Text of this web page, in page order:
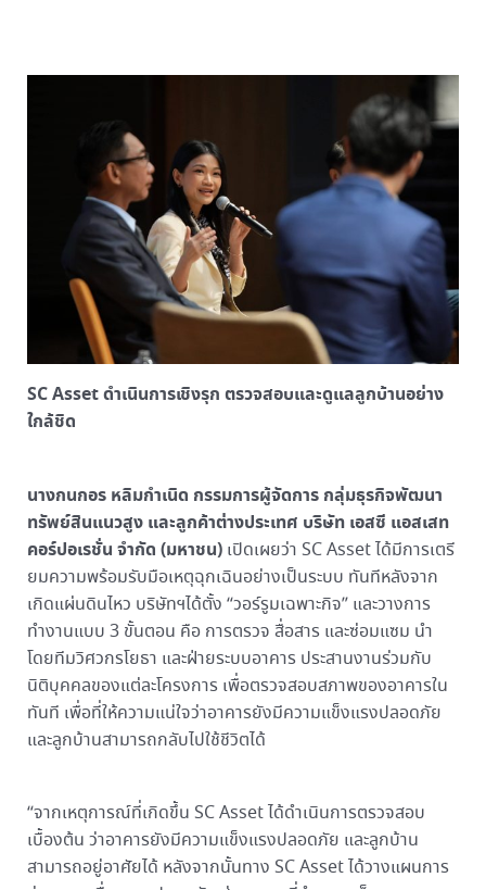
SC Asset ดำเนินการเชิงรุก ตรวจสอบและดูแลลูกบ้านอย่าง
ใกล้ชิด
นางกนกอร หลิมกำเนิด กรรมการผู้จัดการ กลุ่มธุรกิจพัฒนา
ทรัพย์สินแนวสูง และลูกค้าต่างประเทศ บริษัท เอสซี แอสเสท
คอร์ปอเรชั่น จำกัด (มหาชน)เปิดเผยว่า SC Asset ได้มีการเตรี
ยมความพร้อมรับมือเหตุฉุกเฉินอย่างเป็นระบบ ทันทีหลังจาก
เกิดแผ่นดินไหว บริษัทฯได้ตั้ง “วอร์รูมเฉพาะกิจ” และวางการ
ทำงานแบบ 3 ขั้นตอน คือ การตรวจ สื่อสาร และซ่อมแซม นำ
โดยทีมวิศวกรโยธา และฝ่ายระบบอาคาร ประสานงานร่วมกับ
นิติบุคคลของแต่ละโครงการ เพื่อตรวจสอบสภาพของอาคารใน
ทันที เพื่อที่ให้ความแน่ใจว่าอาคารยังมีความแข็งแรงปลอดภัย
และลูกบ้านสามารถกลับไปใช้ชีวิตได้
“จากเหตุการณ์ที่เกิดขึ้น SC Asset ได้ดำเนินการตรวจสอบ
เบื้องต้น ว่าอาคารยังมีความแข็งแรงปลอดภัย และลูกบ้าน
สามารถอยู่อาศัยได้ หลังจากนั้นทาง SC Asset ได้วางแผนการ